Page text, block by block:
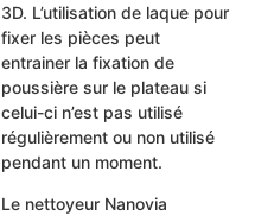
3D. L’utilisation de laque pour
fixer les pièces peut
entrainer la fixation de
poussière sur le plateau si
celui-ci n’est pas utilisé
régulièrement ou non utilisé
pendant un moment.
Le nettoyeur Nanovia